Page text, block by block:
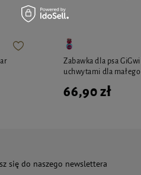
Zabawka dla psa
uchwytami dla
66,90 zł
się do naszego newslettera